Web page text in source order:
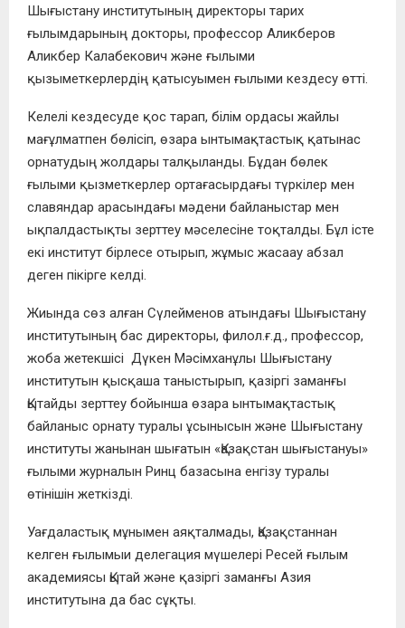
Шығыстану институтының директоры тарих
ғылымдарының докторы, профессор Аликберов
Аликбер Калабекович және ғылыми
қызыметкерлердің қатысуымен ғылыми кездесу өтті.
Келелі кездесуде қос тарап, білім ордасы жайлы
мағұлматпен бөлісіп, өзара ынтымақтастық қатынас
орнатудың жолдары талқыланды. Бұдан бөлек
ғылыми қызметкерлер ортағасырдағы түркілер мен
славяндар арасындағы мәдени байланыстар мен
ықпалдастықты зерттеу мәселесіне тоқталды. Бұл істе
екі институт бірлесе отырып, жұмыс жасаау абзал
деген пікірге келді.
Жиында сөз алған Сүлейменов атындағы Шығыстану
институтының бас директоры, филол.ғ.д., профессор,
жоба жетекшісі Дүкен Мәсімханұлы Шығыстану
институтын қысқаша таныстырып, қазіргі заманғы
Қытайды зерттеу бойынша өзара ынтымақтастық
байланыс орнату туралы ұсынысын және Шығыстану
институты жанынан шығатын «Қазақстан шығыстануы»
ғылыми журналын Ринц базасына енгізу туралы
өтінішін жеткізді.
Уағдаластық мұнымен аяқталмады, Қазақстаннан
келген ғылымыи делегация мүшелері Ресей ғылым
академиясы Қытай және қазіргі заманғы Азия
институтына да бас сұқты.